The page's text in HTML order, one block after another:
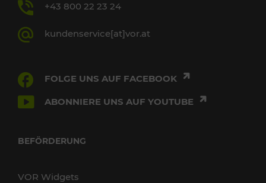
+43 800 22 23 24
kundenservice[at]vor.at
FOLGE UNS AUF FACEBOOK
ABONNIERE UNS AUF YOUTUBE
BEFÖRDERUNG
VOR Widgets